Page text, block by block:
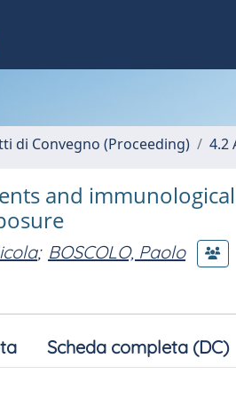
di Convegno (Proceeding) 4.2
and
; BOSCOLO, Paolo
Scheda completa (DC)